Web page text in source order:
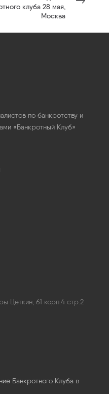
клуба 28 мая,
Москва
по банкротству и
«Банкротный Клуб»
Цеткин, 61 корп.4 стр.2
Банкротного Клуба в